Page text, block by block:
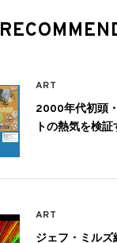
ART
2000年代初頭
トの熱気を検
「TEXTURE
裕、金氏徹平ら
ART
ジェフ・ミルズ